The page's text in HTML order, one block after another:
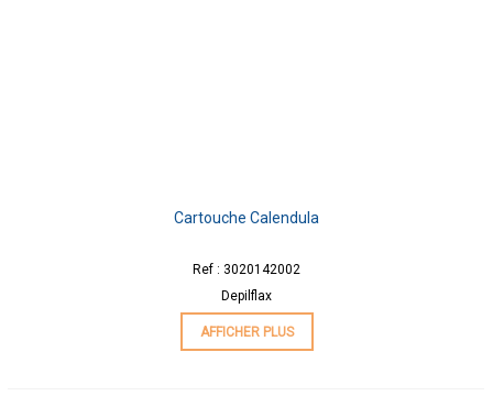
Cartouche Calendula
Ref : 3020142002
Depilflax
AFFICHER PLUS